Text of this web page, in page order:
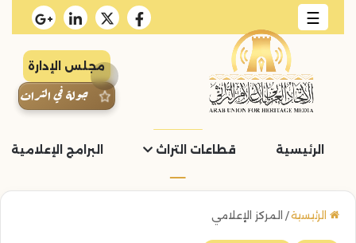
☰
مجلس الإدارة
جولة في التراث
الرئيسية قطاعات التراث البرامج الإعلامية
الرئيسية/ المركز الإعلامي